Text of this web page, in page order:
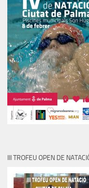
III TROFEU OPEN DE